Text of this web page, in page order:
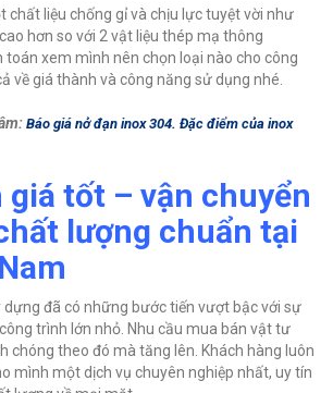
chất liệu chống gỉ và chịu lực tuyệt vời như
hơn so với 2 vật liệu thép mạ thông
toán xem mình nên chọn loại nào cho công
về giá thành và công năng sử dụng nhé.
Báo giá nở đạn inox 304. Đặc điểm của inox
giá tốt – vận chuyển
lượng chuẩn tại
dựng đã có những bước tiến vượt bậc với sự
trình lớn nhỏ. Nhu cầu mua bán vật tư
chóng theo đó mà tăng lên. Khách hàng luôn
mình một dịch vụ chuyên nghiệp nhất, uy tín